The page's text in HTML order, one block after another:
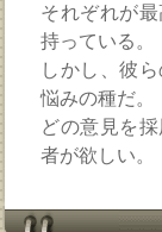
それぞれが
持っている。
しかし、彼
悩みの種だ。
どの意見を
者が欲しい。